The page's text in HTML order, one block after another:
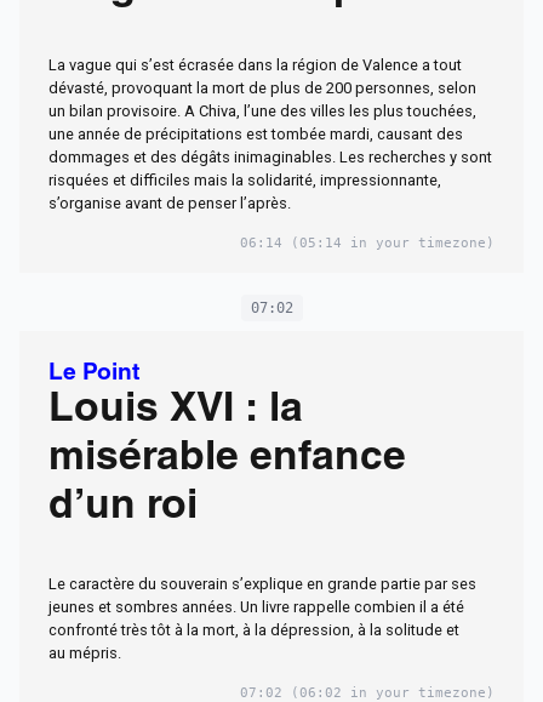
La vague qui s’est écrasée dans la région de Valence a tout
dévasté, provoquant la mort de plus de 200 personnes, selon
un bilan provisoire. A Chiva, l’une des villes les plus touchées,
une année de précipitations est tombée mardi, causant des
dommages et des dégâts inimaginables. Les recherches y sont
risquées et difficiles mais la solidarité, impressionnante,
s’organise avant de penser l’après.
06:14 (05:14 in your timezone)
07:02
Le Point
Louis XVI : la
misérable enfance
d’un roi
Le caractère du souverain s’explique en grande partie par ses
jeunes et sombres années. Un livre rappelle combien il a été
confronté très tôt à la mort, à la dépression, à la solitude et
au mépris.
07:02 (06:02 in your timezone)